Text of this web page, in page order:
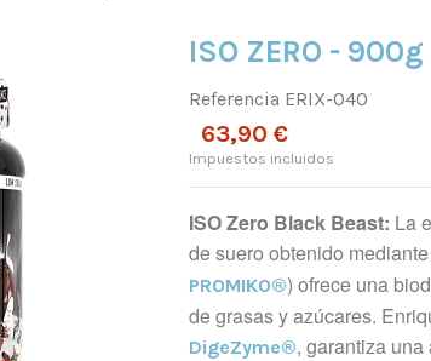
ISO ZERO - 900g
Referencia ERIX-040
63,90 €
Impuestos incluidos
ISO Zero Black Beast: La
de suero obtenido
PROMIKO®) ofrece una
de grasas y azúcares.
DigeZyme®, garantiza